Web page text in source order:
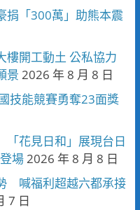
捐「300萬」助熊本震
樓開工動土 公私協力
景 2026 年 8 月 8 日
技能競賽勇奪23面獎
花見日和」展現台日
場2026 年 8 月 8 日
喊福利超越六都承接
7 日